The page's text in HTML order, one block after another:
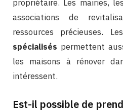
propriétaire. Les mairies,
associations de
ressources précieuses.
spécialisés permettent
les maisons à rénover
intéressent.
Est-il possible de